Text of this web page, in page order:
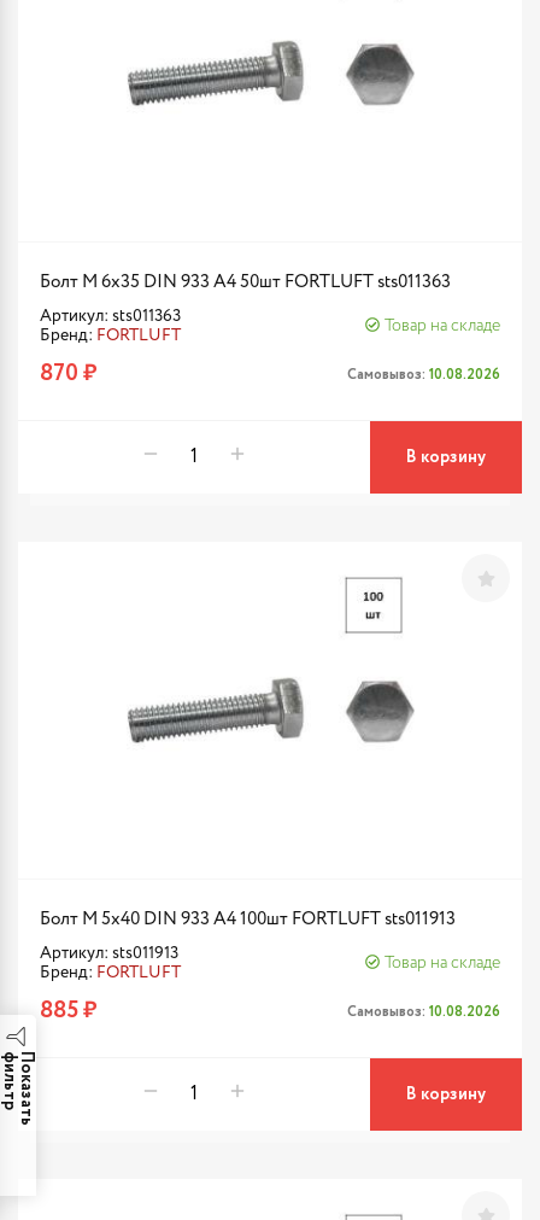
П
о
к
а
з
а
т
ь
ф
и
л
ь
т
Болт М 6х35 DIN 933 A4 50шт FORTLUFT sts011363
Артикул: sts011363
Бренд: FORTLUFT
Товар на складе
870 ₽ Самовывоз: 10.08.2026
В корзину
Болт М 5х40 DIN 933 A4 100шт FORTLUFT sts011913
Артикул: sts011913
Бренд: FORTLUFT
Товар на складе
885 ₽ Самовывоз: 10.08.2026
В корзину